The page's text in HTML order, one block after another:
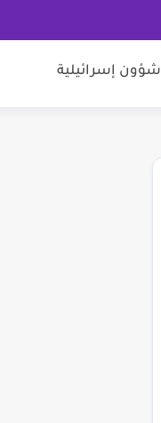
شؤون إسرائيلية